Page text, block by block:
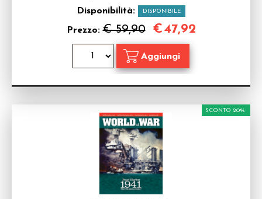
Disponibilità: DISPONIBILE
Prezzo:€ 59,90 €47,92
SCONTO 20%